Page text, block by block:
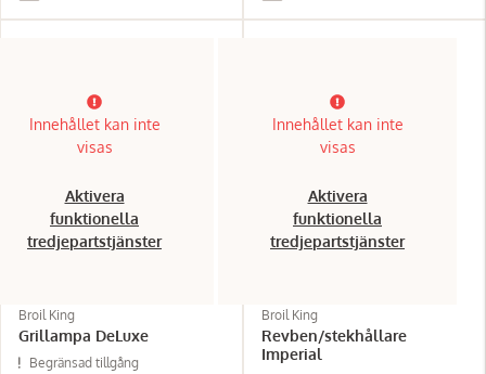
Innehållet kan inte
visas
Aktivera
funktionella
tredjepartstjänster
Broil King
Grillampa DeLuxe
Begränsad tillgång
Innehållet kan inte
visas
Aktivera
funktionella
tredjepartstjänster
Broil King
Revben/stekhållare
Imperial